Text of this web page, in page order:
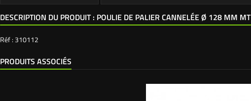
DESCRIPTION DU PRODUIT : POULIE DE PALIER CANNELÉE Ø 128 MM
Réf : 310112
PRODUITS ASSOCIÉS